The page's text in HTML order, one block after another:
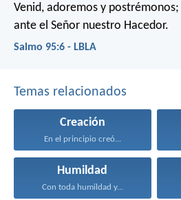
Venid, adoremos y postrémonos;
ante el Señor nuestro Hacedor.
Salmo 95:6 - LBLA
Temas relacionados
Creación
En el principio creó...
Humildad
Con toda humildad y...